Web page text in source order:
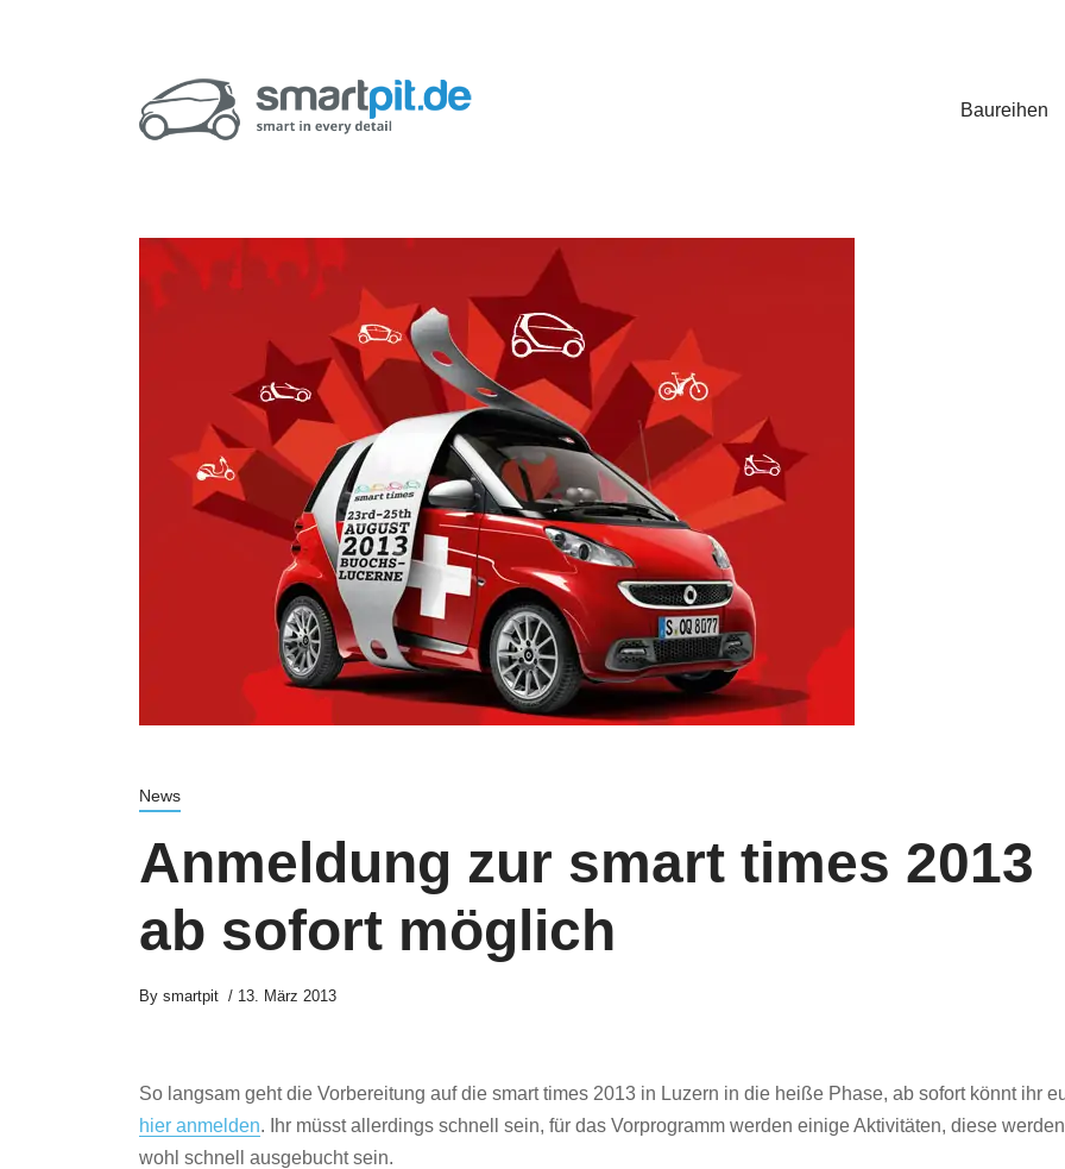
Baureihen
News
Anmeldung zur smart times 2013
ab sofort möglich
By smartpit 13. März 2013
So langsam geht die Vorbereitung auf die smart times 2013 in Luzern in die heiße Phase, ab sofort könnt ihr
hier anmelden. Ihr müsst allerdings schnell sein, für das Vorprogramm werden einige Aktivitäten, diese werden
wohl schnell ausgebucht sein.